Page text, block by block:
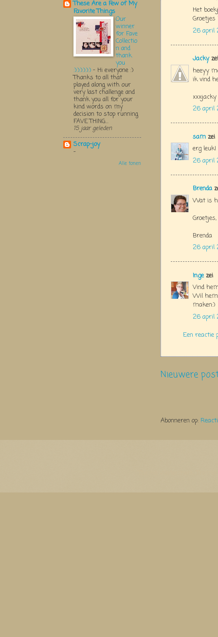
Het
Groetjes
26 april
Jackyzei
heeyy
ik vind
xxxjacky
26 april
sam zei
erg
26 april
Brenda
Wat is
Groetjes,
Brenda
26 april
Ingezei
Vind
Wil hem
maken:)
26 april
Een reactie
Nieuwere
Abonneren op:
These Are a Few of My
Favorite Things
Our
winner
for Fave
Collectio
n and
thank
you
:):):):):):) - Hi everyone :)
Thanks to all that
played along with our
very last challenge and
thank you all for your
kind words on my
decision to stop running
FAVE THING...
15 jaar geleden
Scrap-joy
-
Alle tonen